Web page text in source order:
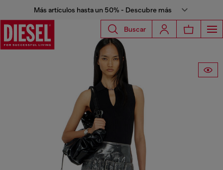
Más artículos hasta un 50% - Descubre más
Buscar